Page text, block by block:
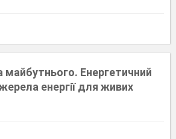
майбутнього. Енергетичний
енергії для живих